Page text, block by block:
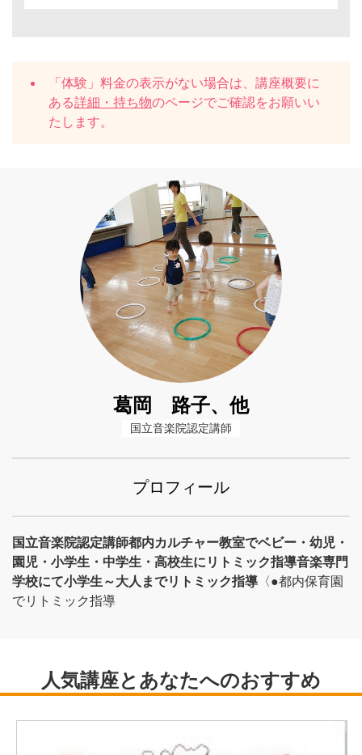
「体験」料金の表示がない場合は、講座概要に
ある詳細・持ち物のページでご確認をお願いい
たします。
葛岡 路子、他
国立音楽院認定講師
プロフィール
国立音楽院認定講師都内カルチャー教室でベビー・幼児・
園児・小学生・中学生・高校生にリトミック指導音楽専門
学校にて小学生～大人までリトミック指導 〈●都内保育園
でリトミック指導